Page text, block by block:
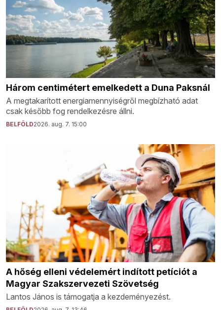
Három centimétert emelkedett a Duna Paksnál
A megtakarított energiamennyiségről megbízható adat
csak később fog rendelkezésre állni.
BELFÖLD2026. aug. 7. 15:00
A hőség elleni védelemért indított petíciót a
Magyar Szakszervezeti Szövetség
Lantos János is támogatja a kezdeményezést.